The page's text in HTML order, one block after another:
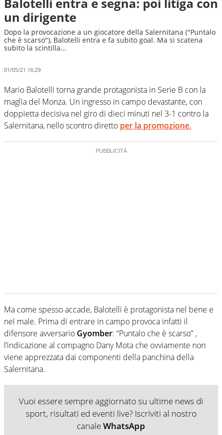
un dirigente
Dopo la provocazione a un giocatore della Salernitana ("Puntalo
che è scarso"), Balotelli entra e fa subito goal. Ma si scatena
subito la scintilla...
01/05/21 16:29
Mario Balotelli torna grande protagonista in Serie B con la
maglia del Monza. Un ingresso in campo devastante, con
doppietta decisiva nel giro di dieci minuti nel 3-1 contro la
Salernitana, nello scontro diretto per la promozione.
Ma come spesso accade, Balotelli è protagonista nel bene e
nel male. Prima di entrare in campo provoca infatti il
difensore avversario Gyomber: “Puntalo che è scarso” ,
l’indicazione al compagno Dany Mota che ovviamente non
viene apprezzata dai componenti della panchina della
Salernitana.
Vuoi essere sempre aggiornato su ultime news di
sport, risultati ed eventi live? Iscriviti al nostro
canaleWhatsApp